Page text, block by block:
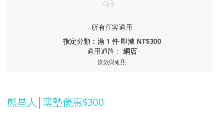
所有顧客適用
指定分類：滿 1 件 即減 NT$300
適用通路： 網店
條款與細則
熊星人│薄墊優惠$300